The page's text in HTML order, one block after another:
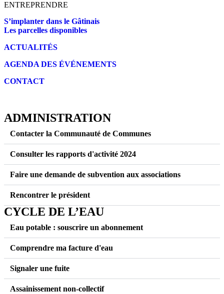
ENTREPRENDRE
S’implanter dans le Gâtinais
Les parcelles disponibles
ACTUALITÉS
AGENDA DES ÉVÉNEMENTS
CONTACT
ADMINISTRATION
Contacter la Communauté de Communes
Consulter les rapports d'activité 2024
Faire une demande de subvention aux associations
Rencontrer le président
CYCLE DE L’EAU
Eau potable : souscrire un abonnement
Comprendre ma facture d'eau
Signaler une fuite
Assainissement non-collectif